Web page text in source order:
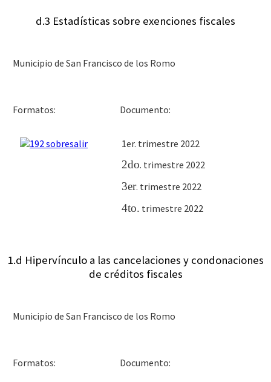
d.3 Estadísticas sobre exenciones fiscales
Municipio de San Francisco de los Romo
Formatos:
1er. trimestre 2022
2do. trimestre 2022
3er. trimestre 2022
4to. trimestre 2022
1.d Hipervínculo a las cancelaciones y condonaciones
de créditos fiscales
Municipio de San Francisco de los Romo
Formatos: